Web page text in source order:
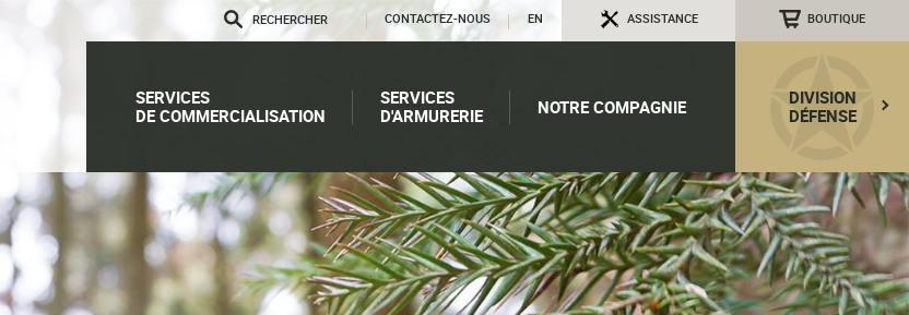
CONTACTEZ-NOUS EN ASSISTANCE BOUTIQUE
SERVICES
DE COMMERCIALISATION
SERVICES
D'ARMURERIE
NOTRE COMPAGNIE
DIVISION
DÉFENSE